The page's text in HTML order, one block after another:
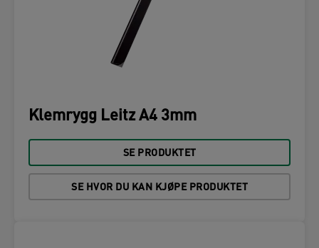
Klemrygg Leitz A4 3mm
SE PRODUKTET
SE HVOR DU KAN KJØPE PRODUKTET